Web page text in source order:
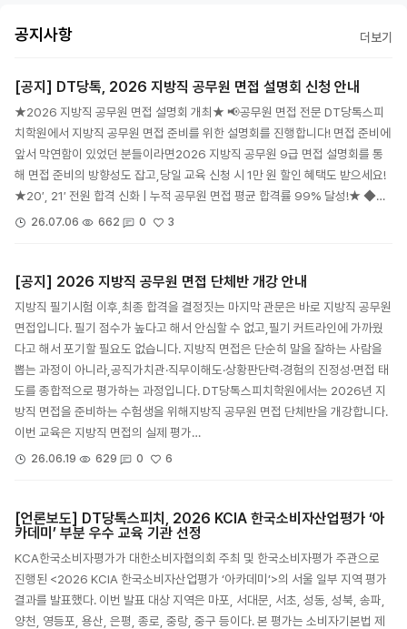
공지사항 더보기
[공지] DT당톡, 2026 지방직 공무원 면접 설명회 신청 안내
★2026 지방직 공무원 면접 설명회 개최★ 📢공무원 면접 전문 DT당톡스피
치학원에서 지방직 공무원 면접 준비를 위한 설명회를 진행합니다! 면접 준비에
앞서 막연함이 있었던 분들이라면2026 지방직 공무원 9급 면접 설명회를 통
해 면접 준비의 방향성도 잡고,당일 교육 신청 시 1만 원 할인 혜택도 받으세요!
★20′, 21′ 전원 합격 신화 | 누적 공무원 면접 평균 합격률 99% 달성!★ ◆…
26.07.06 662 0 3
[공지] 2026 지방직 공무원 면접 단체반 개강 안내
지방직 필기시험 이후,최종 합격을 결정짓는 마지막 관문은 바로 지방직 공무원
면접입니다. 필기 점수가 높다고 해서 안심할 수 없고,필기 커트라인에 가까웠
다고 해서 포기할 필요도 없습니다. 지방직 면접은 단순히 말을 잘하는 사람을
뽑는 과정이 아니라,공직가치관·직무이해도·상황판단력·경험의 진정성·면접 태
도를 종합적으로 평가하는 과정입니다. DT당톡스피치학원에서는 2026년 지
방직 면접을 준비하는 수험생을 위해지방직 공무원 면접 단체반을 개강합니다.
이번 교육은 지방직 면접의 실제 평가…
26.06.19 629 0 6
[언론보도] DT당톡스피치, 2026 KCIA 한국소비자산업평가 ‘아
카데미’ 부분 우수 교육 기관 선정
KCA한국소비자평가가 대한소비자협의회 주최 및 한국소비자평가 주관으로
진행된 <2026 KCIA 한국소비자산업평가 ‘아카데미’>의 서울 일부 지역 평가
결과를 발표했다. 이번 발표 대상 지역은 마포, 서대문, 서초, 성동, 성북, 송파,
양천, 영등포, 용산, 은평, 종로, 중랑, 중구 등이다. 본 평가는 소비자기본법 제